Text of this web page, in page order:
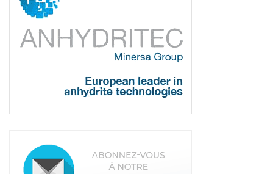
Publication, OPPBTP Conseil.
La base iconographique évolue pour ajouter
aux photos traditionnelles tout un panel
d’illustrations colorées. A la fois ludiques et
pédagogiques, ces dessins incarnent les
propos et conseils de l’OPPBTP. Et permettent
une reconnaissance aisée de la part des
A l’ensemble de la marque